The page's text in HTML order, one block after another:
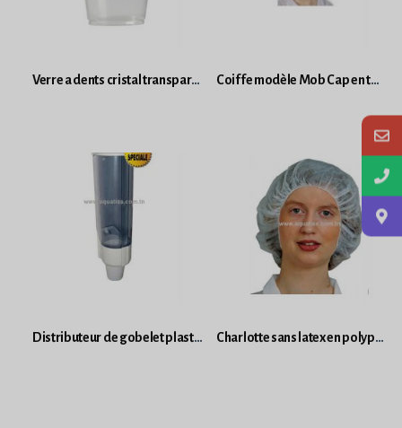
Verre a dents cristal transparent 20 cl Coiffe modèle Mob Cap en toile
Distributeur de gobelet plastique Charlotte sans latex en polypropylène